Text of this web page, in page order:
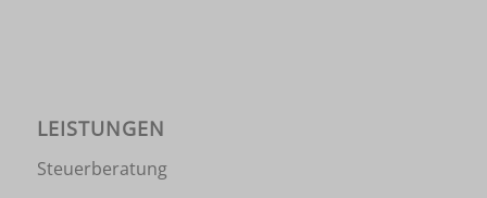
LEISTUNGEN
Steuerberatung